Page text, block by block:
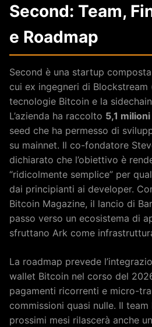
Second: Team,
e Roadmap
Second è una startup
cui ex ingegneri di Blockstream
tecnologie Bitcoin e la
L’azienda ha raccolto 5,1
seed che ha permesso di
su mainnet. Il co-fondatore
dichiarato che l’obiettivo è
“ridicolmente semplice” per
dai principianti ai developer.
Bitcoin Magazine, il lancio di
passo verso un ecosistema di
sfruttano Ark come
La roadmap prevede
wallet Bitcoin nel corso del
pagamenti ricorrenti e micro-
commissioni quasi nulle. Il
prossimi mesi rilascerà anche